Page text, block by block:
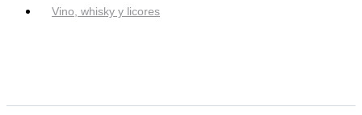
Vino, whisky y licores